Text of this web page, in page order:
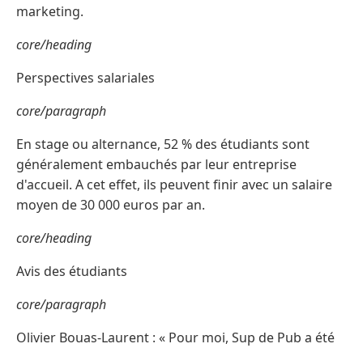
marketing.
core/heading
Perspectives salariales
core/paragraph
En stage ou alternance, 52 % des étudiants sont
généralement embauchés par leur entreprise
d'accueil. A cet effet, ils peuvent finir avec un salaire
moyen de 30 000 euros par an.
core/heading
Avis des étudiants
core/paragraph
Olivier Bouas-Laurent : « Pour moi, Sup de Pub a été